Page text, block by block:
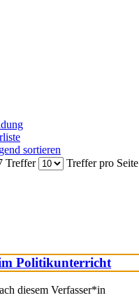
sortieren
Treffer Treffer pro Seite
Politikunterricht
diesem Verfasser*in